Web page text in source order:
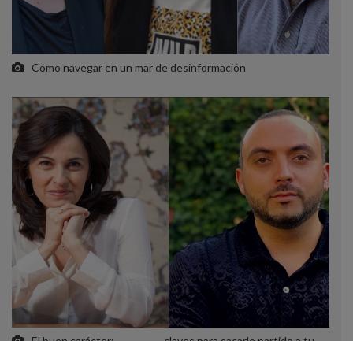
Cómo navegar en un mar de desinformación